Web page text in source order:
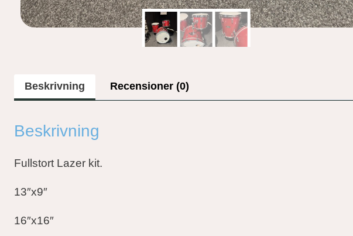
Beskrivning Recensioner (0)
Beskrivning
Fullstort Lazer kit.
13″x9″
16″x16″